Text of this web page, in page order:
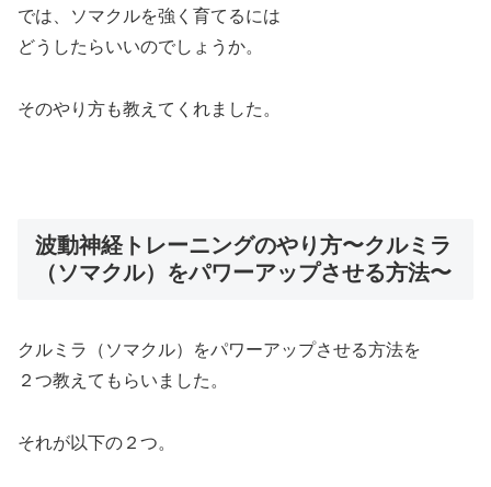
では、ソマクルを強く育てるには
どうしたらいいのでしょうか。
そのやり方も教えてくれました。
波動神経トレーニングのやり方〜クルミラ
（ソマクル）をパワーアップさせる方法〜
クルミラ（ソマクル）をパワーアップさせる方法を
２つ教えてもらいました。
それが以下の２つ。